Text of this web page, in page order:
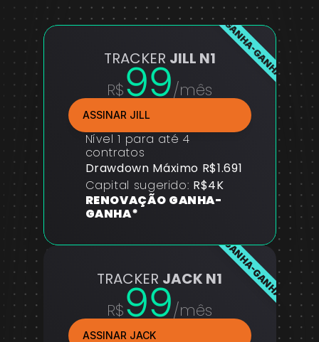
TRACKER JILL N1
R$99/mês
ASSINAR JILL
Nível 1 para até 4
contratos
Drawdown Máximo R$1.691
Capital sugerido: R$4K
RENOVAÇÃO GANHA-
GANHA*
GANHA-GANHA
TRACKER JACK N1
R$99/mês
ASSINAR JACK
GANHA-GANHA